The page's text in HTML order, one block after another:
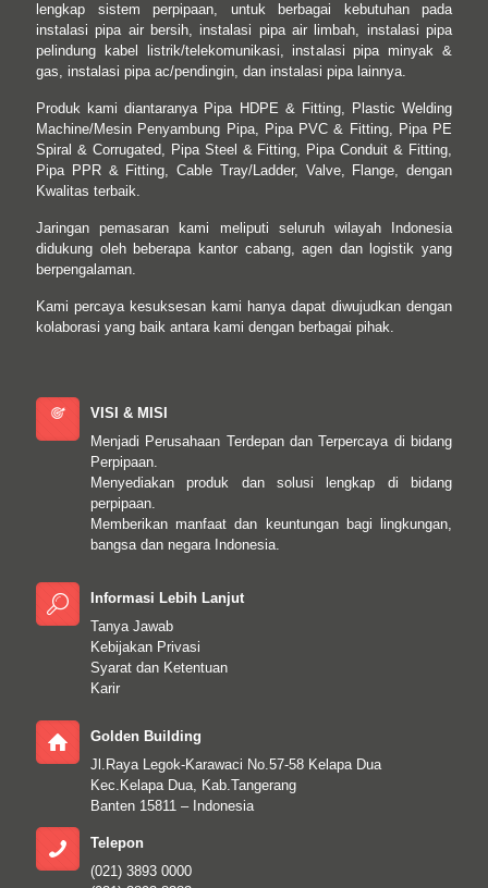
lengkap sistem perpipaan, untuk berbagai kebutuhan pada
instalasi pipa air bersih, instalasi pipa air limbah, instalasi pipa
pelindung kabel listrik/telekomunikasi, instalasi pipa minyak &
gas, instalasi pipa ac/pendingin, dan instalasi pipa lainnya.
Produk kami diantaranya Pipa HDPE & Fitting, Plastic Welding
Machine/Mesin Penyambung Pipa, Pipa PVC & Fitting, Pipa PE
Spiral & Corrugated, Pipa Steel & Fitting, Pipa Conduit & Fitting,
Pipa PPR & Fitting, Cable Tray/Ladder, Valve, Flange, dengan
Kwalitas terbaik.
Jaringan pemasaran kami meliputi seluruh wilayah Indonesia
didukung oleh beberapa kantor cabang, agen dan logistik yang
berpengalaman.
Kami percaya kesuksesan kami hanya dapat diwujudkan dengan
kolaborasi yang baik antara kami dengan berbagai pihak.
VISI & MISI
Menjadi Perusahaan Terdepan dan Terpercaya di bidang
Perpipaan.
Menyediakan produk dan solusi lengkap di bidang
perpipaan.
Memberikan manfaat dan keuntungan bagi lingkungan,
bangsa dan negara Indonesia.
Informasi Lebih Lanjut
Tanya Jawab
Kebijakan Privasi
Syarat dan Ketentuan
Karir
Golden Building
Jl.Raya Legok-Karawaci No.57-58 Kelapa Dua
Kec.Kelapa Dua, Kab.Tangerang
Banten 15811 – Indonesia
Telepon
(021) 3893 0000